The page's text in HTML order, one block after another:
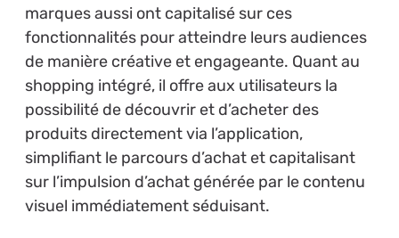
marques aussi ont capitalisé sur ces
fonctionnalités pour atteindre leurs audiences
de manière créative et engageante. Quant au
shopping intégré, il offre aux utilisateurs la
possibilité de découvrir et d’acheter des
produits directement via l’application,
simplifiant le parcours d’achat et capitalisant
sur l’impulsion d’achat générée par le contenu
visuel immédiatement séduisant.